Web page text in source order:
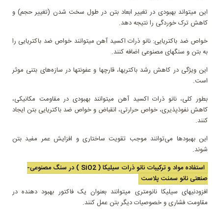
این میتواند بهبودی در تغییر ابعاد بتن در طول سخت شدن (تغییر حجم) و
کاهش ترک خوردگی را نتیجه دهد.
خواص ضد باکتریایی: نانو ذرات اکسید آهن میتوانند خواص ضد باکتریایی را
به بتن و سنگهای مصنوعی اضافه کنند.
این ویژگی در کاهش رشد باکتریها، قارچها و عفونتها در سازه‌های بتنی موثر
است.
بطور کلی، نانو ذرات اکسید آهن میتوانند بهبودی در مقاومت مکانیکی،
کاهش نفوذپذیری، خواص حرارتی، انقباض و خواص ضد باکتریایی بتن ایجاد
کنند.
این بهبود‌ها می‌توانند موجب تقویت ساختاری و افزایش عمر مفید بتن
شوند.
استفاده مواد و ترکیبات نانو ذرات سیلیکا ( SiO2 ) در سنگ مصنوعی-
صنعتی نانو سمنت پلاست
افزودنیهای سیلیکا نانومتری میتوانند بعنوان یک فاکتور بهبود دهنده در
مقاومت فشاری و خصوصیات دیگر بتن عمل کنند.